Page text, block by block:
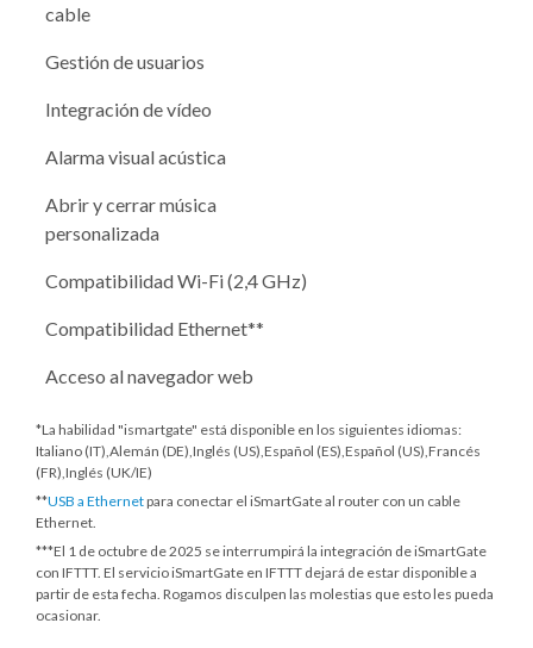
cable
Gestión de usuarios
Integración de vídeo
Alarma visual acústica
Abrir y cerrar música
personalizada
Compatibilidad Wi-Fi (2,4 GHz)
Compatibilidad Ethernet**
Acceso al navegador web
*La habilidad "ismartgate" está disponible en los siguientes idiomas:
Italiano (IT),Alemán (DE),Inglés (US),Español (ES),Español (US),Francés
(FR),Inglés (UK/IE)
**USB a Ethernetpara conectar el iSmartGate al router con un cable
Ethernet.
***El 1 de octubre de 2025 se interrumpirá la integración de iSmartGate
con IFTTT. El servicio iSmartGate en IFTTT dejará de estar disponible a
partir de esta fecha. Rogamos disculpen las molestias que esto les pueda
ocasionar.